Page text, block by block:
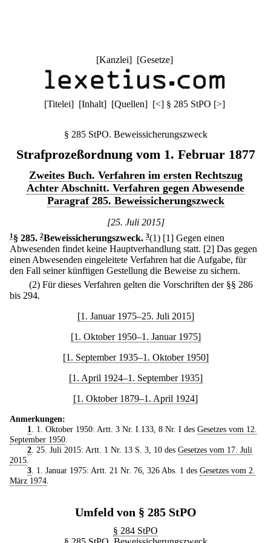
[Kanzlei] [Gesetze]
[Titelei] [Inhalt] [Quellen] [<] § 285 StPO [>]
§ 285 StPO. Beweissicherungszweck
Strafprozeßordnung vom 1. Februar 1877
Zweites Buch. Verfahren im ersten Rechtszug
Achter Abschnitt. Verfahren gegen Abwesende
Paragraf 285. Beweissicherungszweck
[25. Juli 2015]
1 § 285. 2Beweissicherungszweck. 3(1) [1] Gegen einen
Abwesenden findet keine Hauptverhandlung statt. [2] Das gegen
einen Abwesenden eingeleitete Verfahren hat die Aufgabe, für
den Fall seiner künftigen Gestellung die Beweise zu sichern.
(2) Für dieses Verfahren gelten die Vorschriften der §§ 286
bis 294.
[1. Januar 1975–25. Juli 2015]
[1. Oktober 1950–1. Januar 1975]
[1. September 1935–1. Oktober 1950]
[1. April 1924–1. September 1935]
[1. Oktober 1879–1. April 1924]
Anmerkungen:
1. 1. Oktober 1950: Artt. 3 Nr. I.133, 8 Nr. I des Gesetzes vom 12.
September 1950.
2. 25. Juli 2015: Artt. 1 Nr. 13 S. 3, 10 des Gesetzes vom 17. Juli
2015.
3. 1. Januar 1975: Artt. 21 Nr. 76, 326 Abs. 1 des Gesetzes vom 2.
März 1974.
Umfeld von § 285 StPO
§ 284 StPO